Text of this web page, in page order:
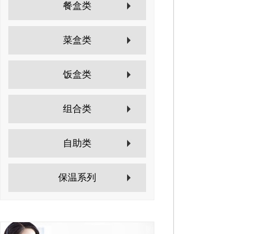
餐盒类
菜盒类
饭盒类
组合类
自助类
保温系列